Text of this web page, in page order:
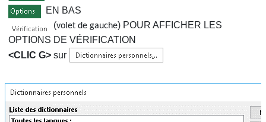
EN BAS
(volet de gauche) POUR AFFICHER LES
OPTIONS DE VÉRIFICATION
<CLIC G>sur